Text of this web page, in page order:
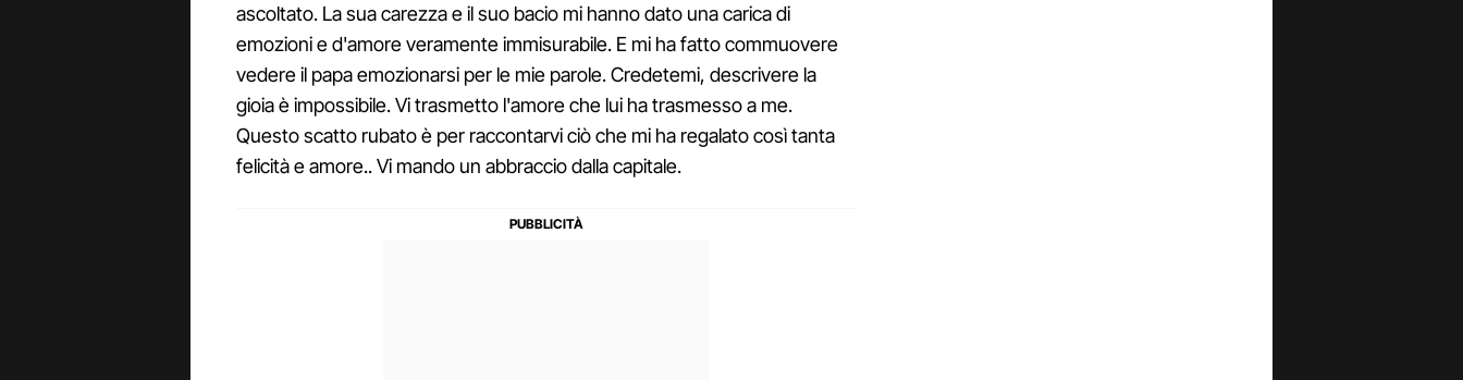
ascoltato. La sua carezza e il suo bacio mi hanno dato una carica di
emozioni e d'amore veramente immisurabile. E mi ha fatto commuovere
vedere il papa emozionarsi per le mie parole. Credetemi, descrivere la
gioia è impossibile. Vi trasmetto l'amore che lui ha trasmesso a me.
Questo scatto rubato è per raccontarvi ciò che mi ha regalato così tanta
felicità e amore.. Vi mando un abbraccio dalla capitale.